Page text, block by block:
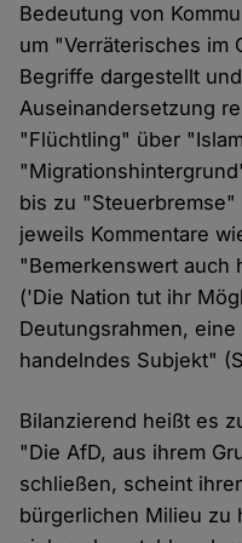
Bedeutung von
um "Verräterisches im
Begriffe dargestellt
Auseinandersetzung
"Flüchtling" über
bis zu
jeweils Kommentare
"Bemerkenswert auch
('Die Nation tut ihr
Deutungsrahmen,
handelndes Subjekt"
Bilanzierend heißt es
"Die AfD, aus ihrem
schließen, scheint
bürgerlichen Milieu zu